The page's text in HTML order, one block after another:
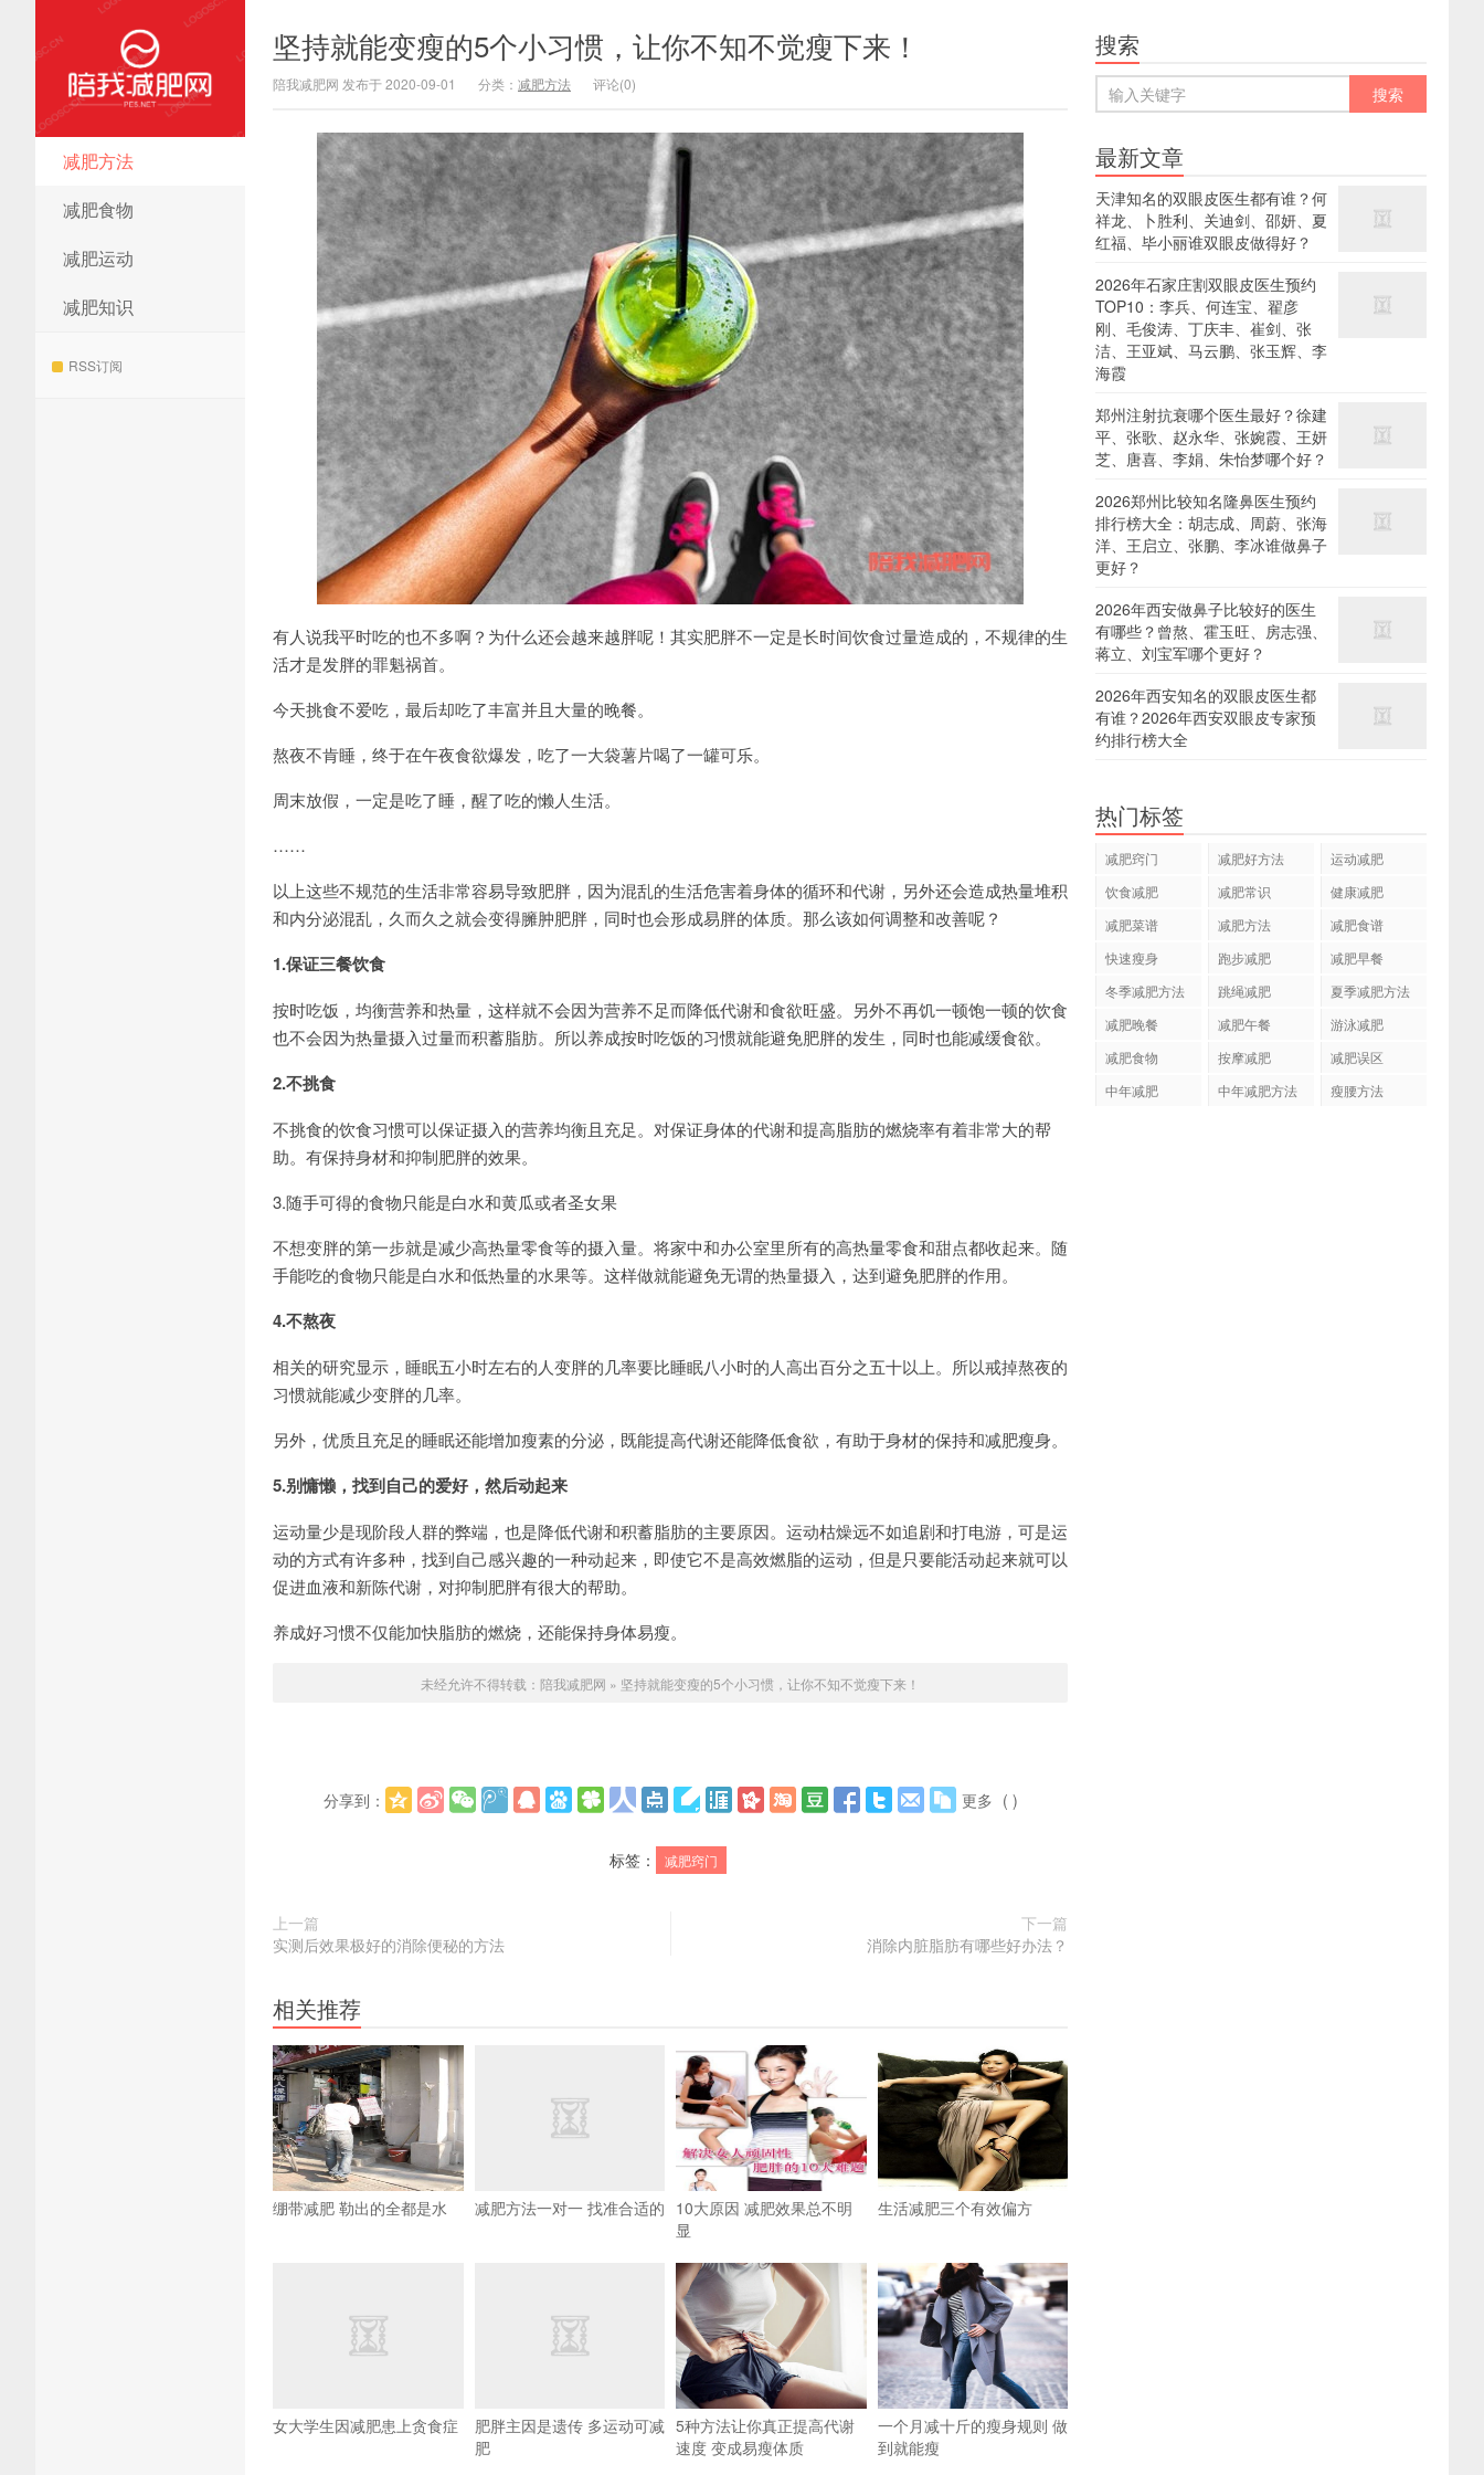
陪我减肥网
减肥方法
减肥食物
减肥运动
减肥知识
RSS订阅
坚持就能变瘦的5个小习惯，让你不知不觉瘦下来！
陪我减肥网 发布于 2020-09-01 分类： 减肥方法 评论(0)
有人说我平时吃的也不多啊？为什么还会越来越胖呢！其实肥胖不一定是长时间饮食过量造成的，不规律的生
活才是发胖的罪魁祸首。
今天挑食不爱吃，最后却吃了丰富并且大量的晚餐。
熬夜不肯睡，终于在午夜食欲爆发，吃了一大袋薯片喝了一罐可乐。
周末放假，一定是吃了睡，醒了吃的懒人生活。
……
以上这些不规范的生活非常容易导致肥胖，因为混乱的生活危害着身体的循环和代谢，另外还会造成热量堆积
和内分泌混乱，久而久之就会变得臃肿肥胖，同时也会形成易胖的体质。那么该如何调整和改善呢？
1.保证三餐饮食
按时吃饭，均衡营养和热量，这样就不会因为营养不足而降低代谢和食欲旺盛。另外不再饥一顿饱一顿的饮食
也不会因为热量摄入过量而积蓄脂肪。所以养成按时吃饭的习惯就能避免肥胖的发生，同时也能减缓食欲。
2.不挑食
不挑食的饮食习惯可以保证摄入的营养均衡且充足。对保证身体的代谢和提高脂肪的燃烧率有着非常大的帮
助。有保持身材和抑制肥胖的效果。
3.随手可得的食物只能是白水和黄瓜或者圣女果
不想变胖的第一步就是减少高热量零食等的摄入量。将家中和办公室里所有的高热量零食和甜点都收起来。随
手能吃的食物只能是白水和低热量的水果等。这样做就能避免无谓的热量摄入，达到避免肥胖的作用。
4.不熬夜
相关的研究显示，睡眠五小时左右的人变胖的几率要比睡眠八小时的人高出百分之五十以上。所以戒掉熬夜的
习惯就能减少变胖的几率。
另外，优质且充足的睡眠还能增加瘦素的分泌，既能提高代谢还能降低食欲，有助于身材的保持和减肥瘦身。
5.别慵懒，找到自己的爱好，然后动起来
运动量少是现阶段人群的弊端，也是降低代谢和积蓄脂肪的主要原因。运动枯燥远不如追剧和打电游，可是运
动的方式有许多种，找到自己感兴趣的一种动起来，即使它不是高效燃脂的运动，但是只要能活动起来就可以
促进血液和新陈代谢，对抑制肥胖有很大的帮助。
养成好习惯不仅能加快脂肪的燃烧，还能保持身体易瘦。
未经允许不得转载： 陪我减肥网 » 坚持就能变瘦的5个小习惯，让你不知不觉瘦下来！
分享到： 更多 ( )
标签： 减肥窍门
上一篇
实测后效果极好的消除便秘的方法
下一篇
消除内脏脂肪有哪些好办法？
相关推荐
绷带减肥 勒出的全都是水 减肥方法一对一 找准合适的 10大原因 减肥效果总不明
显
生活减肥三个有效偏方
女大学生因减肥患上贪食症
肥胖主因是遗传 多运动可减
肥
5种方法让你真正提高代谢
速度 变成易瘦体质
一个月减十斤的瘦身规则 做
到就能瘦
搜索
最新文章
天津知名的双眼皮医生都有谁？何
祥龙、卜胜利、关迪剑、邵妍、夏
红福、毕小丽谁双眼皮做得好？
2026年石家庄割双眼皮医生预约
TOP10：李兵、何连宝、翟彦
刚、毛俊涛、丁庆丰、崔剑、张
洁、王亚斌、马云鹏、张玉辉、李
海霞
郑州注射抗衰哪个医生最好？徐建
平、张歌、赵永华、张婉霞、王妍
芝、唐喜、李娟、朱怡梦哪个好？
2026郑州比较知名隆鼻医生预约
排行榜大全：胡志成、周蔚、张海
洋、王启立、张鹏、李冰谁做鼻子
更好？
2026年西安做鼻子比较好的医生
有哪些？曾熬、霍玉旺、房志强、
蒋立、刘宝军哪个更好？
2026年西安知名的双眼皮医生都
有谁？2026年西安双眼皮专家预
约排行榜大全
热门标签
减肥窍门 减肥好方法
运动减肥
饮食减肥
减肥常识
健康减肥
减肥菜谱
减肥方法
减肥食谱
快速瘦身
跑步减肥
减肥早餐
冬季减肥方法
跳绳减肥
夏季减肥方法
减肥晚餐
减肥午餐
游泳减肥
减肥食物
按摩减肥
减肥误区
中年减肥
中年减肥方法 瘦腰方法